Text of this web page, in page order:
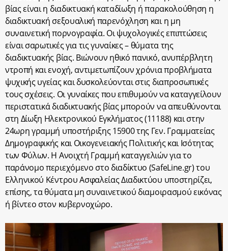
βίας είναι η διαδικτυακή καταδίωξη ή παρακολούθηση η
διαδικτυακή σεξουαλική παρενόχληση και η μη
συναινετική πορνογραφία. Οι ψυχολογικές επιπτώσεις
είναι σαρωτικές για τις γυναίκες – θύματα της
διαδικτυακής βίας. Βιώνουν ηθικό πανικό, ανυπέρβλητη
ντροπή και ενοχή, αντιμετωπίζουν χρόνια προβλήματα
ψυχικής υγείας και δυσκολεύονται στις διαπροσωπικές
τους σχέσεις. Οι γυναίκες που επιθυμούν να καταγγείλουν
περιστατικά διαδικτυακής βίας μπορούν να απευθύνονται
στη Δίωξη Ηλεκτρονικού Εγκλήματος (11188) και στην
24ωρη γραμμή υποστήριξης 15900 της Γεν. Γραμματείας
Δημογραφικής και Οικογενειακής Πολιτικής και Ισότητας
των Φύλων. Η Ανοιχτή Γραμμή καταγγελιών για το
παράνομο περιεχόμενο στο διαδίκτυο (SafeLine.gr) του
Ελληνικού Κέντρου Ασφαλείας Διαδικτύου υποστηρίζει,
επίσης, τα θύματα μη συναινετικού διαμοιρασμού εικόνας
ή βίντεο στον κυβερνοχώρο.